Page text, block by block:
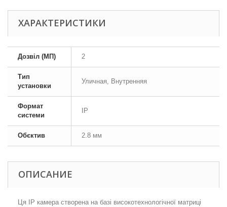
ХАРАКТЕРИСТИКИ
Дозвіл (МП) 2
Тип
установки
Уличная, Внутренняя
Формат
системи
IP
Обєктив 2.8 мм
ОПИСАНИЕ
Ця IP камера створена на базі високотехнологічної матриці